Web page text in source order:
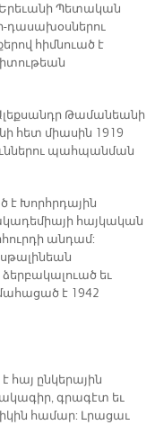
Պետական
դասախօսներու
հիմնուած է
Թամանեանի
հետ միասին 1919
պահպանման
է Խորհրդային
հայկական
անդամ:
եւ
է 1942
հայ ընկերային
գրագէտ եւ
համար: Լրացաւ